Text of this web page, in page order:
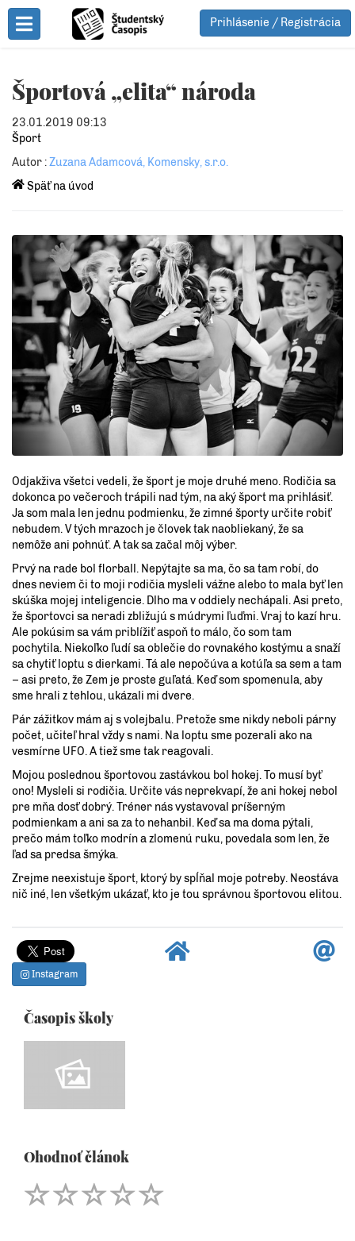
Toggle Menu
Prihlásenie / Registrácia
Športová „elita“ národa
23.01.2019 09:13
Šport
Autor :Zuzana Adamcová, Komensky, s.r.o.
Späť na úvod
Odjakživa všetci vedeli, že šport je moje druhé meno. Rodičia sa
dokonca po večeroch trápili nad tým, na aký šport ma prihlásiť.
Ja som mala len jednu podmienku, že zimné športy určite robiť
nebudem. V tých mrazoch je človek tak naobliekaný, že sa
nemôže ani pohnúť. A tak sa začal môj výber.
Prvý na rade bol florball. Nepýtajte sa ma, čo sa tam robí, do
dnes neviem či to moji rodičia mysleli vážne alebo to mala byť len
skúška mojej inteligencie. Dlho ma v oddiely nechápali. Asi preto,
že športovci sa neradi zbližujú s múdrymi ľuďmi. Vraj to kazí hru.
Ale pokúsim sa vám priblížiť aspoň to málo, čo som tam
pochytila. Niekoľko ľudí sa oblečie do rovnakého kostýmu a snaží
sa chytiť loptu s dierkami. Tá ale nepočúva a kotúľa sa sem a tam
– asi preto, že Zem je proste guľatá. Keď som spomenula, aby
sme hrali z tehlou, ukázali mi dvere.
Pár zážitkov mám aj s volejbalu. Pretože sme nikdy neboli párny
počet, učiteľ hral vždy s nami. Na loptu sme pozerali ako na
vesmírne UFO. A tiež sme tak reagovali.
Mojou poslednou športovou zastávkou bol hokej. To musí byť
ono! Mysleli si rodičia. Určite vás neprekvapí, že ani hokej nebol
pre mňa dosť dobrý. Tréner nás vystavoval príšerným
podmienkam a ani sa za to nehanbil. Keď sa ma doma pýtali,
prečo mám toľko modrín a zlomenú ruku, povedala som len, že
ľad sa predsa šmýka.
Zrejme neexistuje šport, ktorý by spĺňal moje potreby. Neostáva
nič iné, len všetkým ukázať, kto je tou správnou športovou elitou.
Instagram
Časopis školy
Ohodnoť článok